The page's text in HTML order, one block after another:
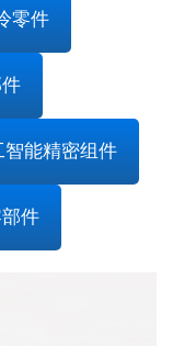
零件
智能精密组件
件